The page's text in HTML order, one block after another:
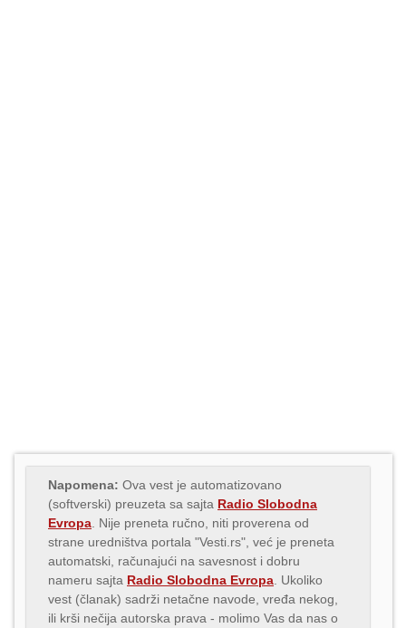
Napomena: Ova vest je automatizovano
(softverski) preuzeta sa sajta Radio Slobodna
Evropa . Nije preneta ručno, niti proverena od
strane uredništva portala "Vesti.rs", već je preneta
automatski, računajući na savesnost i dobru
nameru sajta Radio Slobodna Evropa . Ukoliko
vest (članak) sadrži netačne navode, vređa nekog,
ili krši nečija autorska prava - molimo Vas da nas o